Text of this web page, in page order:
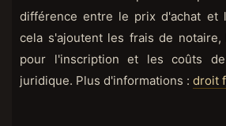
différence entre le prix d'achat et
cela s'ajoutent les frais de
pour l'inscription et les coûts
juridique. Plus d'informations : droit